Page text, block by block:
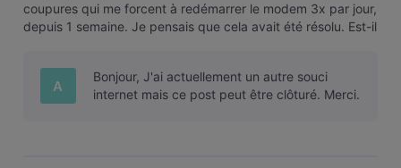
coupures qui me forcent à redémarrer le modem 3x par jour,
depuis 1 semaine. Je pensais que cela avait été résolu. Est-il
A
Bonjour, J'ai actuellement un autre souci
internet mais ce post peut être clôturé. Merci.